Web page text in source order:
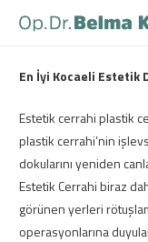
En İyi Kocaeli Estetik
Estetik cerrahi plastik
plastik cerrahi’nin
dokularını yeniden
Estetik Cerrahi biraz
görünen yerleri
operasyonlarına